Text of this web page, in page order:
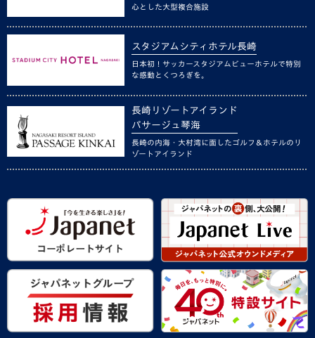
心とした大型複合施設
スタジアムシティホテル長崎
日本初！サッカースタジアムビューホテルで特別
な感動とくつろぎを。
長崎リゾートアイランド
パサージュ琴海
長崎の内海・大村湾に面したゴルフ＆ホテルのリ
ゾートアイランド